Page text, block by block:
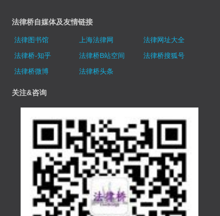
法律桥自媒体及友情链接
法律图书馆 上海法律网
法律网址大全
法律桥-知乎
法律桥B站空间
法律桥搜狐号
法律桥微博
法律桥头条
关注&咨询